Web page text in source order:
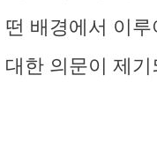
떤 배경에서 이
대한 의문이 제